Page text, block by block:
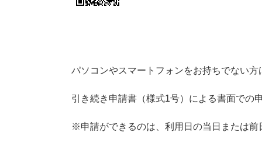
パソコンやスマートフォンをお持ちでない
引き続き申請書（様式1号）による書面での
※申請ができるのは、利用日の当日または前